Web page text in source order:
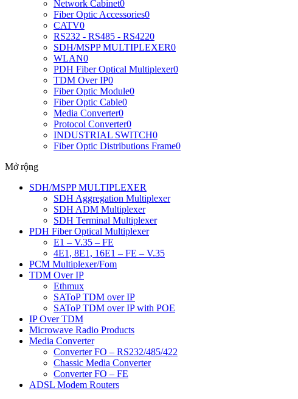
Network Cabinet0
Fiber Optic Accessories0
CATV0
RS232 - RS485 - RS4220
SDH/MSPP MULTIPLEXER0
WLAN0
PDH Fiber Optical Multiplexer0
TDM Over IP0
Fiber Optic Module0
Fiber Optic Cable0
Media Converter0
Protocol Converter0
INDUSTRIAL SWITCH0
Fiber Optic Distributions Frame0
Mở rộng
SDH/MSPP MULTIPLEXER
SDH Aggregation Multiplexer
SDH ADM Multiplexer
SDH Terminal Multiplexer
PDH Fiber Optical Multiplexer
E1 – V.35 – FE
4E1, 8E1, 16E1 – FE – V.35
PCM Multiplexer/Fom
TDM Over IP
Ethmux
SAToP TDM over IP
SAToP TDM over IP with POE
IP Over TDM
Microwave Radio Products
Media Converter
Converter FO – RS232/485/422
Chassic Media Converter
Converter FO – FE
ADSL Modem Routers